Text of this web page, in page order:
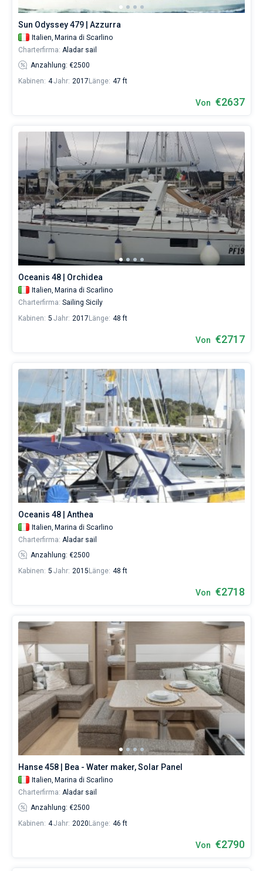
Sun Odyssey 479 | Azzurra
Italien, Marina di Scarlino
Charterfirma: Aladar sail
Anzahlung: €2500
Kabinen: 4Jahr: 2017 Länge: 47 ft
Von €2637
Oceanis 48 | Orchidea
Italien, Marina di Scarlino
Charterfirma: Sailing Sicily
Kabinen: 5 Jahr: 2017 Länge: 48 ft
Von €2717
Oceanis 48 | Anthea
Italien, Marina di Scarlino
Charterfirma: Aladar sail
Anzahlung: €2500
Kabinen: 5 Jahr: 2015 Länge: 48 ft
Von €2718
Hanse 458 | Bea - Water maker, Solar Panel
Italien, Marina di Scarlino
Charterfirma: Aladar sail
Anzahlung: €2500
Kabinen: 4Jahr: 2020 Länge: 46 ft
Von €2790